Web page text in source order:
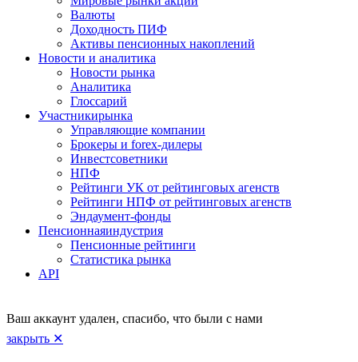
Валюты
Доходность ПИФ
Активы пенсионных накоплений
Новости и аналитика
Новости рынка
Аналитика
Глоссарий
Участникирынка
Управляющие компании
Брокеры и forex-дилеры
Инвестсоветники
НПФ
Рейтинги УК от рейтинговых агенств
Рейтинги НПФ от рейтинговых агенств
Эндаумент-фонды
Пенсионнаяиндустрия
Пенсионные рейтинги
Статистика рынка
API
Ваш аккаунт удален, спасибо, что были с нами
закрыть ✕